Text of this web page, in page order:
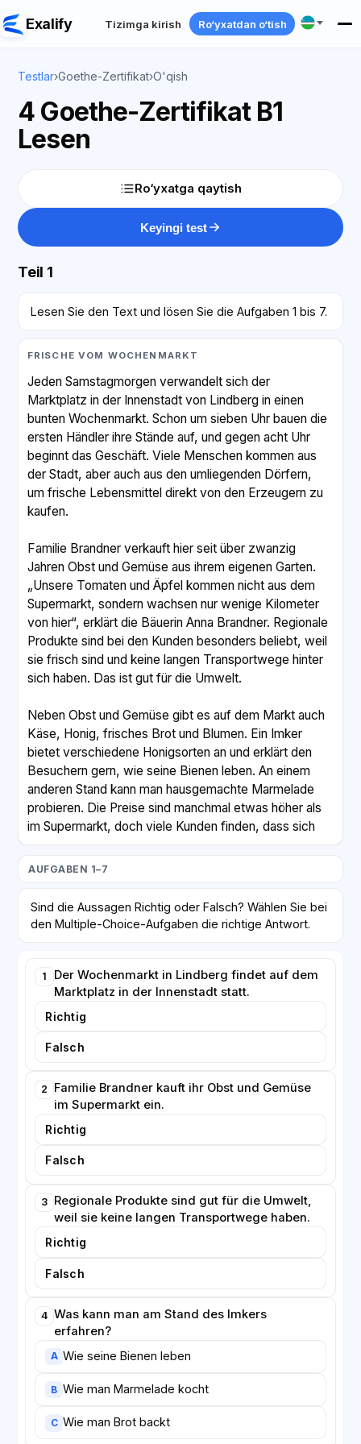
Exalify Tizimga kirish Ro‘yxatdan o‘tish
Testlar›Goethe-Zertifikat›O'qish
4 Goethe-Zertifikat B1
Lesen
Ro‘yxatga qaytish
Keyingi test
Teil 1
Lesen Sie den Text und lösen Sie die Aufgaben 1 bis 7.
FRISCHE VOM WOCHENMARKT
Jeden Samstagmorgen verwandelt sich der
Marktplatz in der Innenstadt von Lindberg in einen
bunten Wochenmarkt. Schon um sieben Uhr bauen die
ersten Händler ihre Stände auf, und gegen acht Uhr
beginnt das Geschäft. Viele Menschen kommen aus
der Stadt, aber auch aus den umliegenden Dörfern,
um frische Lebensmittel direkt von den Erzeugern zu
kaufen.
Familie Brandner verkauft hier seit über zwanzig
Jahren Obst und Gemüse aus ihrem eigenen Garten.
„Unsere Tomaten und Äpfel kommen nicht aus dem
Supermarkt, sondern wachsen nur wenige Kilometer
von hier“, erklärt die Bäuerin Anna Brandner. Regionale
Produkte sind bei den Kunden besonders beliebt, weil
sie frisch sind und keine langen Transportwege hinter
sich haben. Das ist gut für die Umwelt.
Neben Obst und Gemüse gibt es auf dem Markt auch
Käse, Honig, frisches Brot und Blumen. Ein Imker
bietet verschiedene Honigsorten an und erklärt den
Besuchern gern, wie seine Bienen leben. An einem
anderen Stand kann man hausgemachte Marmelade
probieren. Die Preise sind manchmal etwas höher als
im Supermarkt, doch viele Kunden finden, dass sich
Für viele Menschen ist er ein Treffpunkt. Man trifft
Nachbarn, trinkt einen Kaffee und unterhält sich. „Hier
belebt und kleine Betriebe stärkt.
Wer am Samstag keine Zeit hat, kann seit diesem Jahr
allerdings kleiner, und es kommen weniger Händler.
AUFGABEN 1–7
Sind die Aussagen Richtig oder Falsch? Wählen Sie bei
den Multiple-Choice-Aufgaben die richtige Antwort.
1
Der Wochenmarkt in Lindberg findet auf dem
Marktplatz in der Innenstadt statt.
Richtig
Falsch
2
Familie Brandner kauft ihr Obst und Gemüse
im Supermarkt ein.
Richtig
Falsch
3
Regionale Produkte sind gut für die Umwelt,
weil sie keine langen Transportwege haben.
Richtig
Falsch
4 Was kann man am Stand des Imkers
erfahren?
A Wie seine Bienen leben
B Wie man Marmelade kocht
C Wie man Brot backt